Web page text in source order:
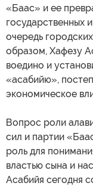
«Баас» и ее
государственных
очередь
образом, Хафезу
воедино и
«асабийю»,
экономическое
Вопрос роли
сил и партии
роль для
властью сына и
Асабийя сегодня